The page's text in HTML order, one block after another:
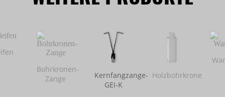
Bohrkronen-
Zange
Kernfangzange-
GEI-K
Holzbohrkrone